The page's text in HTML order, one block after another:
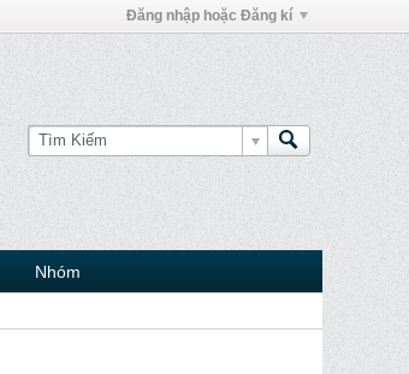
Đăng nhập hoặc Đăng kí
Nhóm